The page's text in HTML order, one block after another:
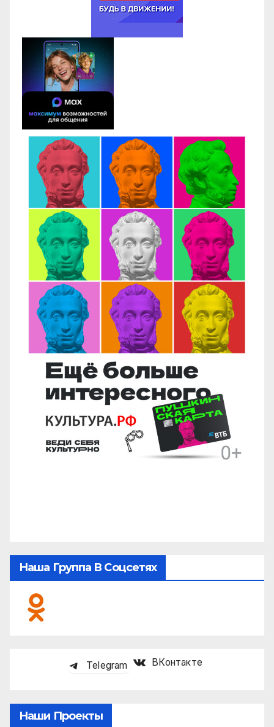
Наша Группа В Соцсетях
Telegram ВКонтакте
Наши Проекты